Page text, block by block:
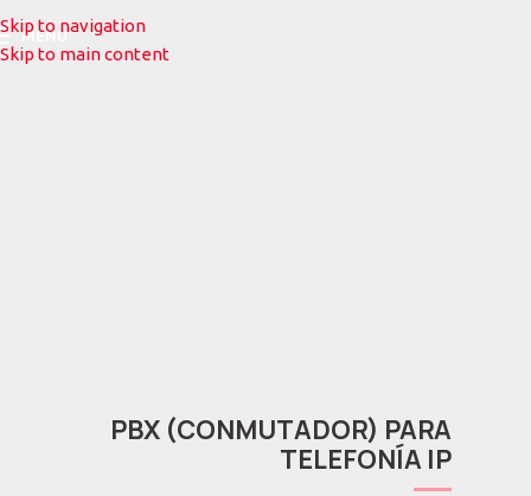
Skip to navigation
Skip to main content
MENU
PBX (CONMUTADOR) PARA
TELEFONÍA IP